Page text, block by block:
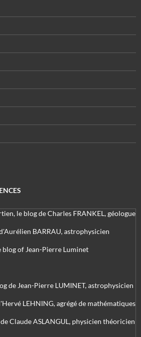
le blog de Charles FRANKEL, géologue
BARRAU, astrophysicien
blog of Jean-Pierre Luminet
de Jean-Pierre LUMINET, astrophysicien
LEHNING, agrégé de mathématiques
Claude ASLANGUL, physicien théoricien